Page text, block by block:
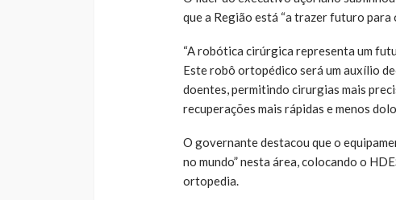
que a Região está “a trazer futuro para
“A robótica cirúrgica representa um
Este robô ortopédico será um auxílio
doentes, permitindo cirurgias mais
recuperações mais rápidas e menos
O governante destacou que o
no mundo” nesta área, colocando o
ortopedia.